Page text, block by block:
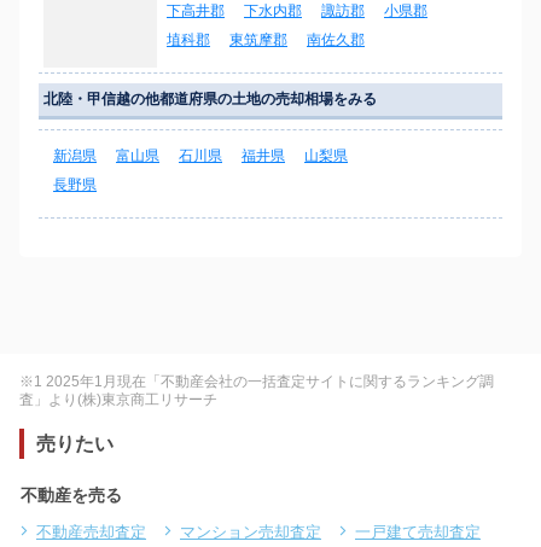
下高井郡
下水内郡 諏訪郡
小県郡
埴科郡
東筑摩郡 南佐久郡
北陸・甲信越の他都道府県の土地の売却相場をみる
新潟県 富山県 石川県 福井県
山梨県
長野県
※1 2025年1月現在「不動産会社の一括査定サイトに関するランキング調
査」より(株)東京商工リサーチ
売りたい
不動産を売る
不動産売却査定 マンション売却査定
一戸建て売却査定